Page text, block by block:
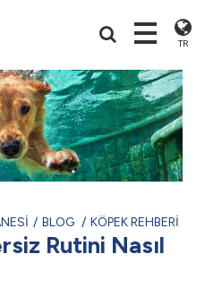
TR
BLOG KÖPEK REHBERİ
Rutini Nasıl